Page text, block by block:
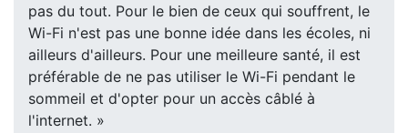
pas du tout. Pour le bien de ceux qui souffrent, le
Wi-Fi n'est pas une bonne idée dans les écoles, ni
ailleurs d'ailleurs. Pour une meilleure santé, il est
préférable de ne pas utiliser le Wi-Fi pendant le
sommeil et d'opter pour un accès câblé à
l'internet. »